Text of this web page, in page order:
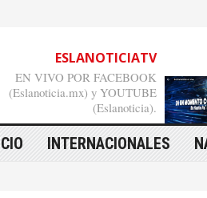
ESLANOTICIATV
EN VIVO POR FACEBOOK
(Eslanoticia.mx) y YOUTUBE
(Eslanoticia).
INTERNACIONALES